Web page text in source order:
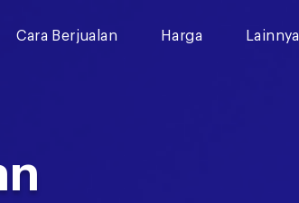
Cara Berjualan Harga Lainnya